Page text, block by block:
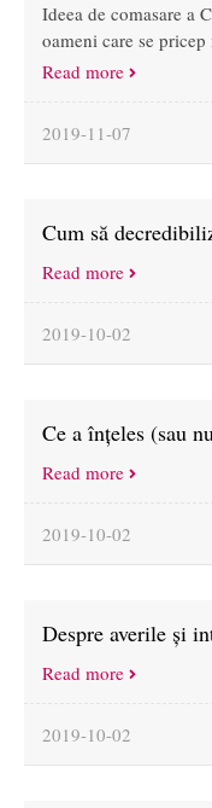
Ideea de comasare a
oameni care se
Read more
2019-11-07
Cum să
Read more
2019-10-02
Ce a înțeles (sau
Read more
2019-10-02
Despre averile și
Read more
2019-10-02